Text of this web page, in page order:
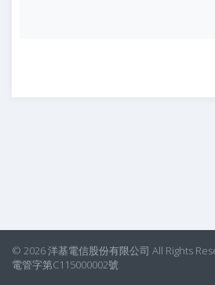
© 2026 洋基電信股份有限公司 All Rights
電管字第C115000002號